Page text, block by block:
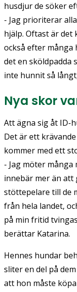
husdjur de söker
- Jag prioriterar
hjälp. Oftast är
också efter många
det en sköldpadda
inte hunnit så
Nya skor
Att ägna sig åt ID-
Det är ett
kommer med ett
- Jag möter
innebär mer än att
stöttepelare till de
från hela landet,
på min fritid
berättar Katarina.
Hennes hundar
sliter en del på
att hon måste